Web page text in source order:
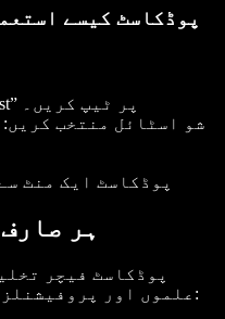
اوپر ٹول بار میں “Podcast” پر ٹیپ کریں۔
شو اسٹائل منتخب
پوڈکاسٹ ایک منٹ
ہر
علموں اور پروفیشنلز کے لیے نئی راہیں کھولتا ہے: